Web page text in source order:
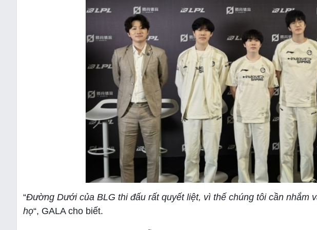
“Đường Dưới của BLG thi đấu rất quyết liệt, vì thế chúng tôi cần nhắm
họ“, GALA cho biết.